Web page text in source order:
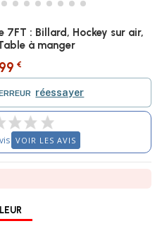
: Billard, Hockey sur air,
à manger
€
réessayer
VOIR LES AVIS